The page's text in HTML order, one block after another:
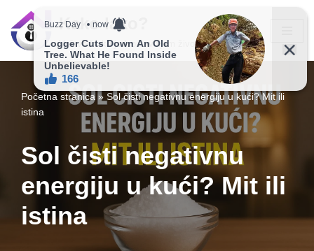
Skip
Kako lako?
Vaš vodič ka jednostavnijem životu!
Početna stranica » Sol čisti negativnu energiju u kući? Mit ili
istina
Sol čisti negativnu
energiju u kući? Mit ili
istina